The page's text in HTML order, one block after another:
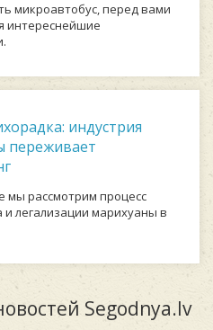
микроавтобус, перед вами
интереснейшие
индустрия
переживает
мы рассмотрим процесс
и легализации марихуаны в
Segodnya.lv